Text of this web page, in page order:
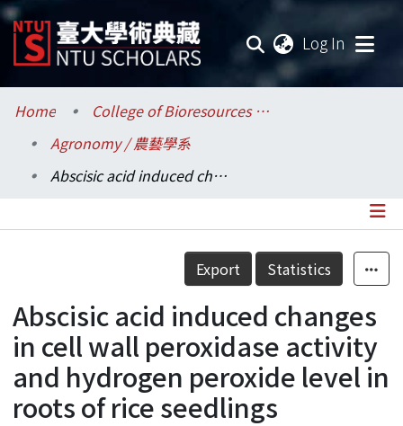
Log In
Communities & Collections
Research Outputs
Statistics
Home
College of Bioresources and Agriculture / 生物資源暨農學院
Agronomy / 農藝學系
Abscisic acid induced changes in cell wall peroxidase activity and hydrogen peroxide level in roots of rice seedlings
Details
Export Statistics
Abscisic acid induced changes
in cell wall peroxidase activity
and hydrogen peroxide level in
roots of rice seedlings